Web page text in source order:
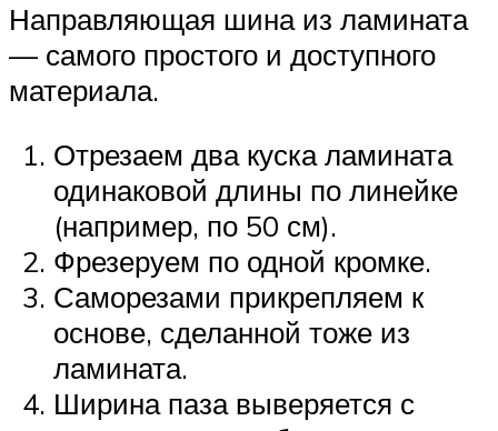
Направляющая шина из ламината
— самого простого и доступного
материала.
Отрезаем два куска ламината
одинаковой длины по линейке
(например, по 50 см).
Фрезеруем по одной кромке.
Саморезами прикрепляем к
основе, сделанной тоже из
ламината.
Ширина паза выверяется с